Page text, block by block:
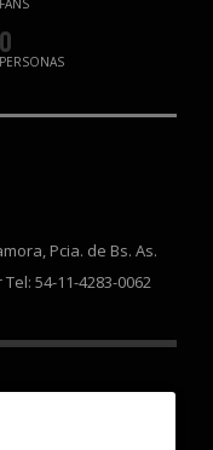
0
PERSONAS
Pcia. de Bs. As.
54-11-4283-0062